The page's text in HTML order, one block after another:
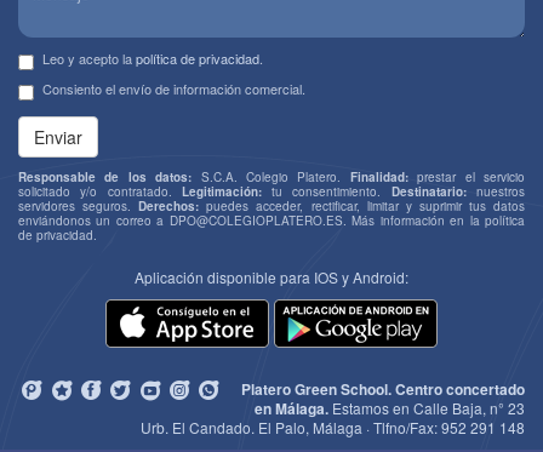
Leo y acepto lapolítica de privacidad
Consiento el envío de información comercial.
Enviar
Responsable de los datos: S.C.A. Colegio Platero. Finalidad:prestar el servicio
solicitado y/o contratado. Legitimación:tu consentimiento. Destinatario:nuestros
servidores seguros.Derechos: puedes acceder, rectificar, limitar y suprimir tus datos
enviándonos un correo a DPO@COLEGIOPLATERO.ES. Más información en lapolítica
de privacidad.
Aplicación disponible para IOS y Android:
Platero Green School. Centro concertado
en Málaga. Estamos en Calle Baja, n° 23
Urb. El Candado. El Palo, Málaga · Tlfno/Fax:952 291 148